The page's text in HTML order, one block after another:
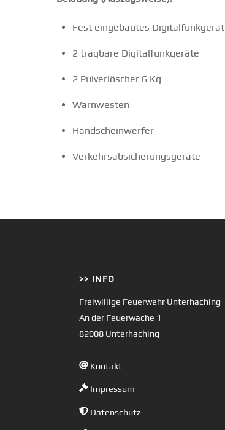
Fest eingebautes Digitalfunkgerät
2 tragbare Digitalfunkgeräte
2 Pulverlöscher 6 Kg
Warnwesten
Handscheinwerfer
Verkehrsabsicherungsgeräte
>> INFO
Freiwillige Feuerwehr Unterhaching
An der Feuerwache 1
82008 Unterhaching
Kontakt
Impressum
Datenschutz